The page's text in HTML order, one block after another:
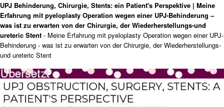
UPJ Behinderung, Chirurgie, Stents: ein Patient's Perspektive | Meine
Erfahrung mit pyeloplasty Operation wegen einer UPJ-Behinderung –
was ist zu erwarten von der Chirurgie, der Wiederherstellungs-und
ureteric Stent - Meine Erfahrung mit pyeloplasty Operation wegen einer UPJ-
Behinderung - was ist zu erwarten von der Chirurgie, der Wiederherstellungs-
und ureteric Stent